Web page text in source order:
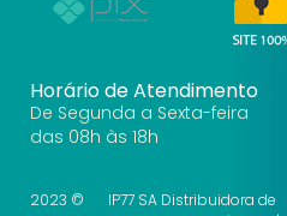
Horário de Atendimento
De Segunda a Sexta-feira
das 08h às 18h
2023 ©
IP77 SA Distribuidora de